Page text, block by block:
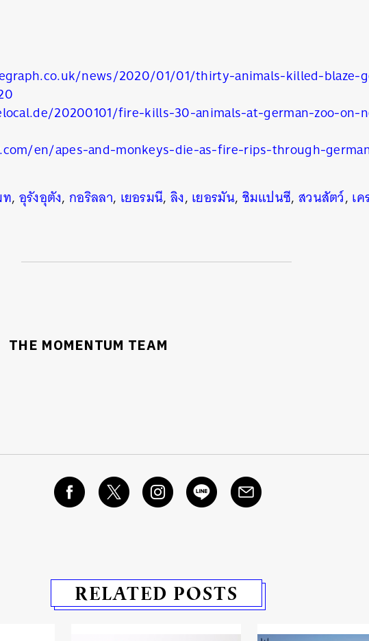
news/2020/01/01/thirty-animals-killed-blaze-
20200101/fire-kills-30-animals-at-german-zoo-on-
en/apes-and-monkeys-die-as-fire-rips-through-
ท, อุรังอุตัง,กอริลลา, เยอรมนี, ลิง, เยอรมัน, ชิมแปนซี, สวนสัตว์, เ
THE MOMENTUM TEAM
RELATED POSTS
SHARE TWEET LINE EMAIL